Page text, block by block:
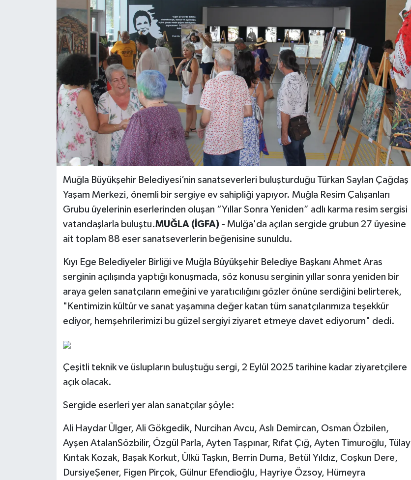
Muğla Büyükşehir Belediyesi’nin sanatseverleri buluşturduğu Türkan Saylan Çağdaş
Yaşam Merkezi, önemli bir sergiye ev sahipliği yapıyor. Muğla Resim Çalışanları
Grubu üyelerinin eserlerinden oluşan “Yıllar Sonra Yeniden” adlı karma resim sergisi
vatandaşlarla buluştu.MUĞLA (İGFA) - Mulğa'da açılan sergide grubun 27 üyesine
ait toplam 88 eser sanatseverlerin beğenisine sunuldu.
Kıyı Ege Belediyeler Birliği ve Muğla Büyükşehir Belediye Başkanı Ahmet Aras
serginin açılışında yaptığı konuşmada, söz konusu serginin yıllar sonra yeniden bir
araya gelen sanatçıların emeğini ve yaratıcılığını gözler önüne serdiğini belirterek,
"Kentimizin kültür ve sanat yaşamına değer katan tüm sanatçılarımıza teşekkür
ediyor, hemşehrilerimizi bu güzel sergiyi ziyaret etmeye davet ediyorum" dedi.
Çeşitli teknik ve üslupların buluştuğu sergi, 2 Eylül 2025 tarihine kadar ziyaretçilere
açık olacak.
Sergide eserleri yer alan sanatçılar şöyle:
Ali Haydar Ülger, Ali Gökgedik, Nurcihan Avcu, Aslı Demircan, Osman Özbilen,
Ayşen AtalanSözbilir, Özgül Parla, Ayten Taşpınar, Rıfat Çığ, Ayten Timuroğlu, Tülay
Kıntak Kozak, Başak Korkut, Ülkü Taşkın, Berrin Duma, Betül Yıldız, Coşkun Dere,
DursiyeŞener, Figen Pirçok, Gülnur Efendioğlu, Hayriye Özsoy, Hümeyra